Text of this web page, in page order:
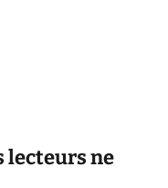
lecteurs ne